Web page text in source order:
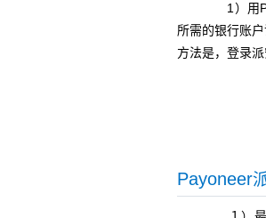
1）用
所需的银行账
方法是，登录
Payoneer